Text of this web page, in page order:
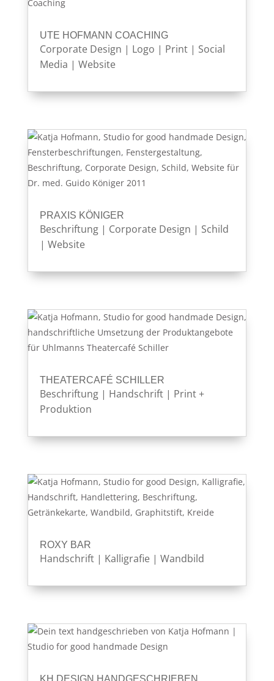
UTE HOFMANN COACHING
Corporate Design | Logo | Print| Social
Media | Website
PRAXIS KÖNIGER
Beschriftung| Corporate Design | Schild
| Website
THEATERCAFÉ SCHILLER
Beschriftung| Handschrift| Print +
Produktion
ROXY BAR
Handschrift| Kalligrafie| Wandbild
KH DESIGN HANDGESCHRIEBEN